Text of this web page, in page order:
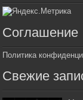
Соглашение
Политика
Свежие